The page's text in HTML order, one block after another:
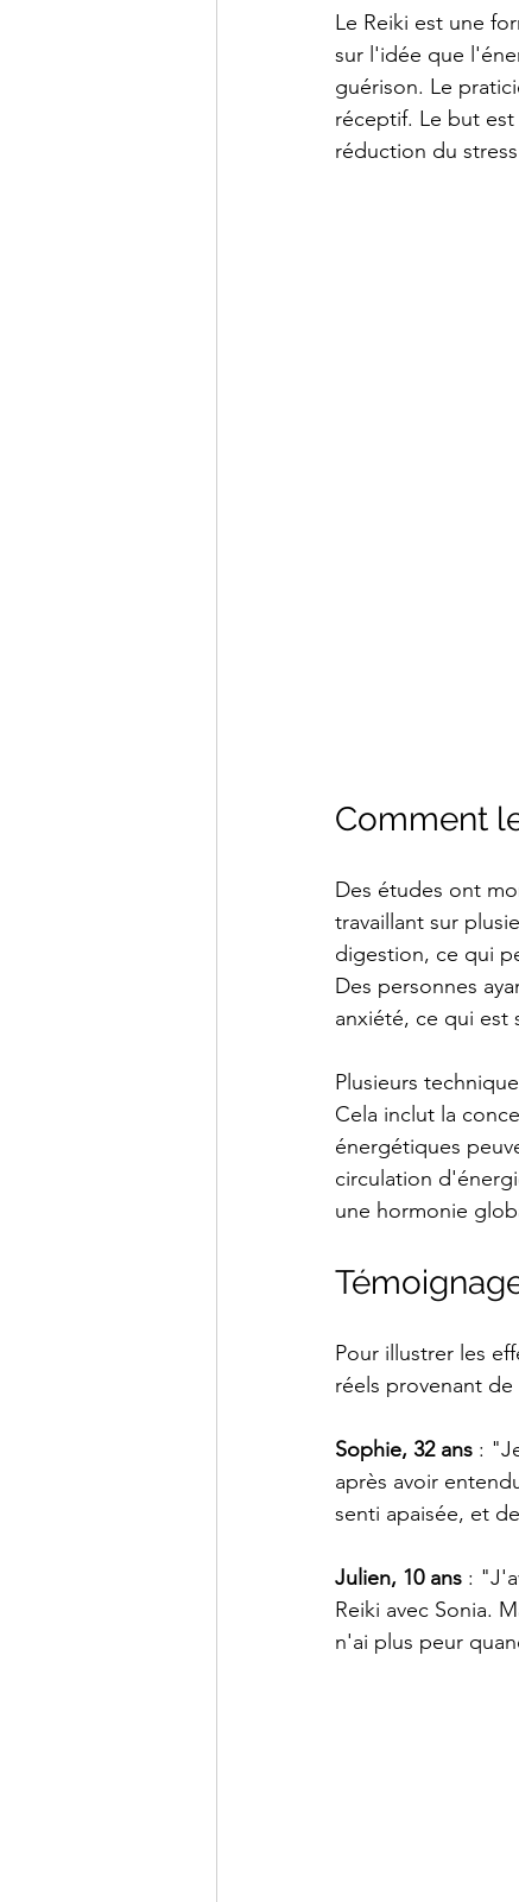
Le Reiki est une
sur l'idée que
guérison. Le
réceptif. Le but
réduction du
Comment
Des études ont
travaillant sur
digestion, ce qui
Des personnes
anxiété, ce qui est
Plusieurs
Cela inclut la
énergétiques
circulation
une hormonie
Pour illustrer les
réels provenant
Sophie, 32 ans :
après avoir
senti apaisée, et
Julien, 10 ans :
Reiki avec Sonia.
n'ai plus peur